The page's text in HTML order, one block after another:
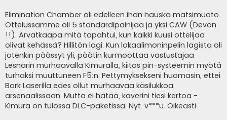
Elimination Chamber oli edelleen ihan hauska matsimuoto.
Ottelussamme oli 5 standardipainijaa ja yksi CAW (Devon
!!). Arvatkaapa mitä tapahtui, kun kaikki kuusi ottelijaa
olivat kehässä? Hillitön lagi. Kun lokaalimoninpelin lagista oli
jotenkin päässyt yli, päätin kurmoottaa vastustajaa
Lesnarin murhaavalla Kimuralla, kiitos pin-systeemin myötä
turhaksi muuttuneen F5:n. Pettymyksekseni huomasin, ettei
Bork Laserilla edes ollut murhaavaa käsilukkoa
arsenaalissaan. Mutta ei hätää, kaverini tiesi kertoa -
Kimura on tulossa DLC-paketissa. Nyt. v***u. Oikeasti.